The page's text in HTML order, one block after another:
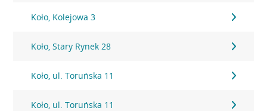
Koło, Kolejowa 3
Koło, Stary Rynek 28
Koło, ul. Toruńska 11
Koło, ul. Toruńska 11